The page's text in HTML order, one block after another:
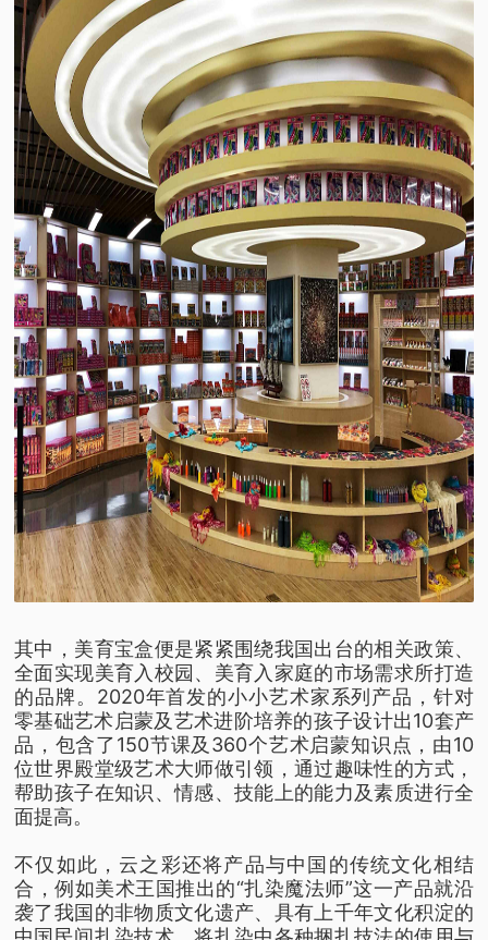
其中，美育宝盒便是紧紧围绕我国出台的相关政策、
全面实现美育入校园、美育入家庭的市场需求所打造
的品牌。2020年首发的小小艺术家系列产品，针对
零基础艺术启蒙及艺术进阶培养的孩子设计出10套产
品，包含了150节课及360个艺术启蒙知识点，由10
位世界殿堂级艺术大师做引领，通过趣味性的方式，
帮助孩子在知识、情感、技能上的能力及素质进行全
面提高。
不仅如此，云之彩还将产品与中国的传统文化相结
合，例如美术王国推出的“扎染魔法师”这一产品就沿
袭了我国的非物质文化遗产、具有上千年文化积淀的